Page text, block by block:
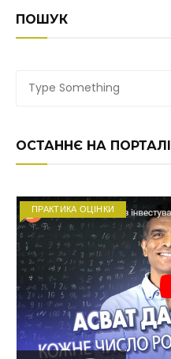
ПОШУК
ОСТАННЄ НА ПОРТАЛІ
ПРАКТИКА ОЦІНКИ